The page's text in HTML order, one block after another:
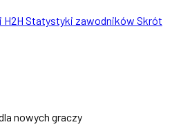
H2H Statystyki zawodników Skrót
nowych graczy